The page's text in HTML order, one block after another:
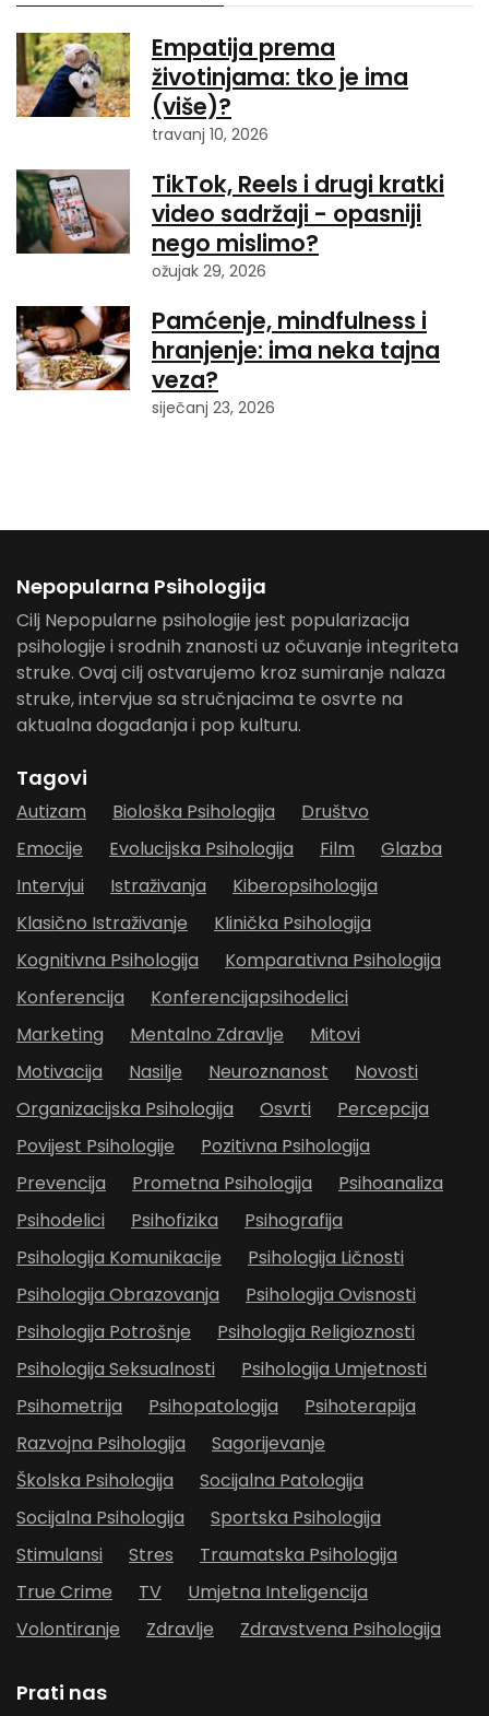
Empatija prema
životinjama: tko je ima
(više)?
travanj 10, 2026
TikTok, Reels i drugi kratki
video sadržaji - opasniji
nego mislimo?
ožujak 29, 2026
Pamćenje, mindfulness i
hranjenje: ima neka tajna
veza?
siječanj 23, 2026
Nepopularna Psihologija
Cilj Nepopularne psihologije jest popularizacija
psihologije i srodnih znanosti uz očuvanje integriteta
struke. Ovaj cilj ostvarujemo kroz sumiranje nalaza
struke, intervjue sa stručnjacima te osvrte na
aktualna događanja i pop kulturu.
Tagovi
Autizam Biološka Psihologija
Društvo
Emocije
Evolucijska Psihologija Film
Glazba
Intervjui
Istraživanja
Kiberopsihologija
Klasično Istraživanje
Klinička Psihologija
Kognitivna Psihologija
Komparativna Psihologija
Konferencija
Konferencijapsihodelici
Marketing
Mentalno Zdravlje
Mitovi
Motivacija
Nasilje Neuroznanost
Novosti
Organizacijska Psihologija
Osvrti
Percepcija
Povijest Psihologije
Pozitivna Psihologija
Prevencija
Prometna Psihologija
Psihoanaliza
Psihodelici
Psihofizika
Psihografija
Psihologija Komunikacije
Psihologija Ličnosti
Psihologija Obrazovanja
Psihologija Ovisnosti
Psihologija Potrošnje
Psihologija Religioznosti
Psihologija Seksualnosti
Psihologija Umjetnosti
Psihometrija
Psihopatologija
Psihoterapija
Razvojna Psihologija
Sagorijevanje
Školska Psihologija
Socijalna Patologija
Socijalna Psihologija
Sportska Psihologija
Stimulansi
Stres
Traumatska Psihologija
True Crime
TV
Umjetna Inteligencija
Volontiranje
Zdravlje Zdravstvena Psihologija
Prati nas